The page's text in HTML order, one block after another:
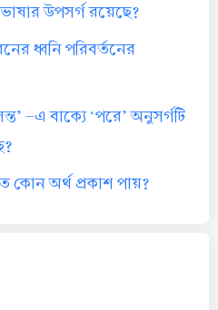
উপসর্গ রয়েছে?
ধ্বনি পরিবর্তনের
-এ বাক্যে ‘পরে’ অনুসর্গটি
কোন অর্থ প্রকাশ পায়?